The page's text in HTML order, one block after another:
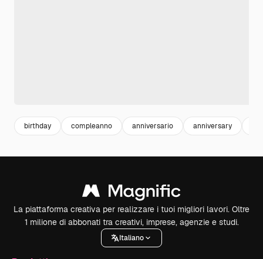
birthday compleanno anniversario anniversary
La piattaforma creativa per realizzare i tuoi migliori lavori. Oltre
1 milione di abbonati tra creativi, imprese, agenzie e studi.
Italiano